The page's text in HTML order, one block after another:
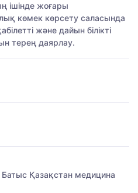
ішінде жоғары
көмек көрсету саласында
және дайын білікті
терең даярлау.
Қазақстан медицина